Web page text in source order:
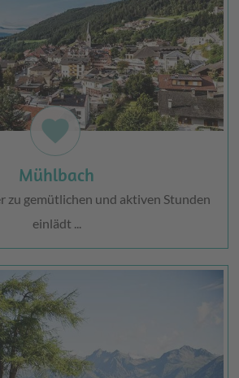
favorite
Mühlbach
zu gemütlichen und aktiven Stunden
einlädt ...